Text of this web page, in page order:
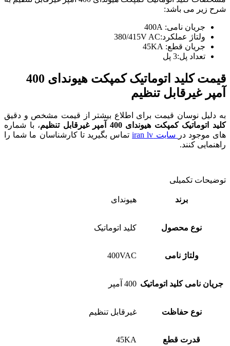
شرح زیر می باشد:
جریان نامی: 400A
ولتاژ عملکرد:380/415V AC
جریان قطع: 45KA
تعداد پل:3 پل
قیمت کلید اتوماتیک کمپکت هیوندای 400
آمپر غیرقابل تنظیم
به دلیل نوسان قیمت برای اطلاع بیشتر از قیمت مشخص و دقیق
کلید اتوماتیک کمپکت هیوندای 400 آمپر غیرقابل تنظیم
، با شماره
های موجود در
سایت iran lv
تماس بگیرید تا کارشناسان ما شما را
راهنمایی کنند.
توضیحات تکمیلی
برند هیوندای
نوع محصول کلید اتوماتیک
ولتاژ نامی 400VAC
جریان نامی کلید اتوماتیک 400 آمپر
نوع حفاظت غیرقابل تنظیم
قدرت قطع 45KA